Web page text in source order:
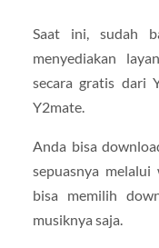
Saat ini, sudah
menyediakan
secara gratis dari
Y2mate.
Anda bisa
sepuasnya
bisa memilih
musiknya saja.